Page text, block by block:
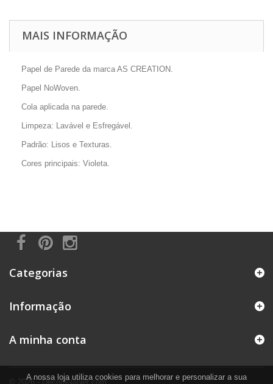
MAIS INFORMAÇÃO
Papel de Parede da marca AS CREATION.
Papel NoWoven.
Cola aplicada na parede.
Limpeza: Lavável e Esfregável.
Padrão: Lisos e Texturas.
Cores principais: Violeta.
Categorias
Informação
© 2026 - DecoraNaNet.com
A minha conta
A nossa loja utiliza cookies para melhorar e personalizar a sua